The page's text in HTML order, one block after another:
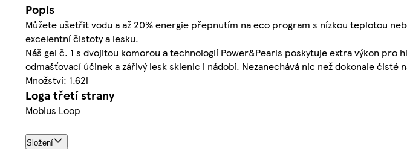
Popis
Můžete ušetřit vodu a až 20% energie přepnutím na eco program s nízkou teplotou
excelentní čistoty a lesku.
Náš gel č. 1 s dvojitou komorou a technologií Power&Pearls poskytuje extra výkon
odmašťovací účinek a zářivý lesk sklenic i nádobí. Nezanechává nic než dokonale čisté
Množství: 1.62l
Loga třetí strany
Mobius Loop
Složení